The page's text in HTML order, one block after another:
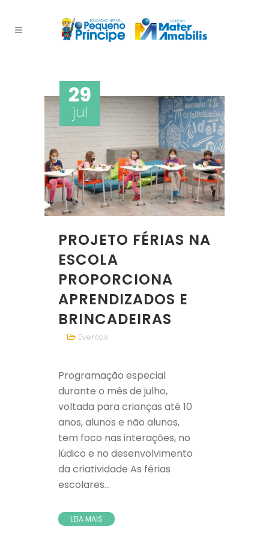
29
jul
PROJETO FÉRIAS NA
ESCOLA
PROPORCIONA
APRENDIZADOS E
BRINCADEIRAS
Eventos
Programação especial
durante o mês de julho,
voltada para crianças até 10
anos, alunos e não alunos,
tem foco nas interações, no
lúdico e no desenvolvimento
da criatividade As férias
escolares...
LEIA MAIS